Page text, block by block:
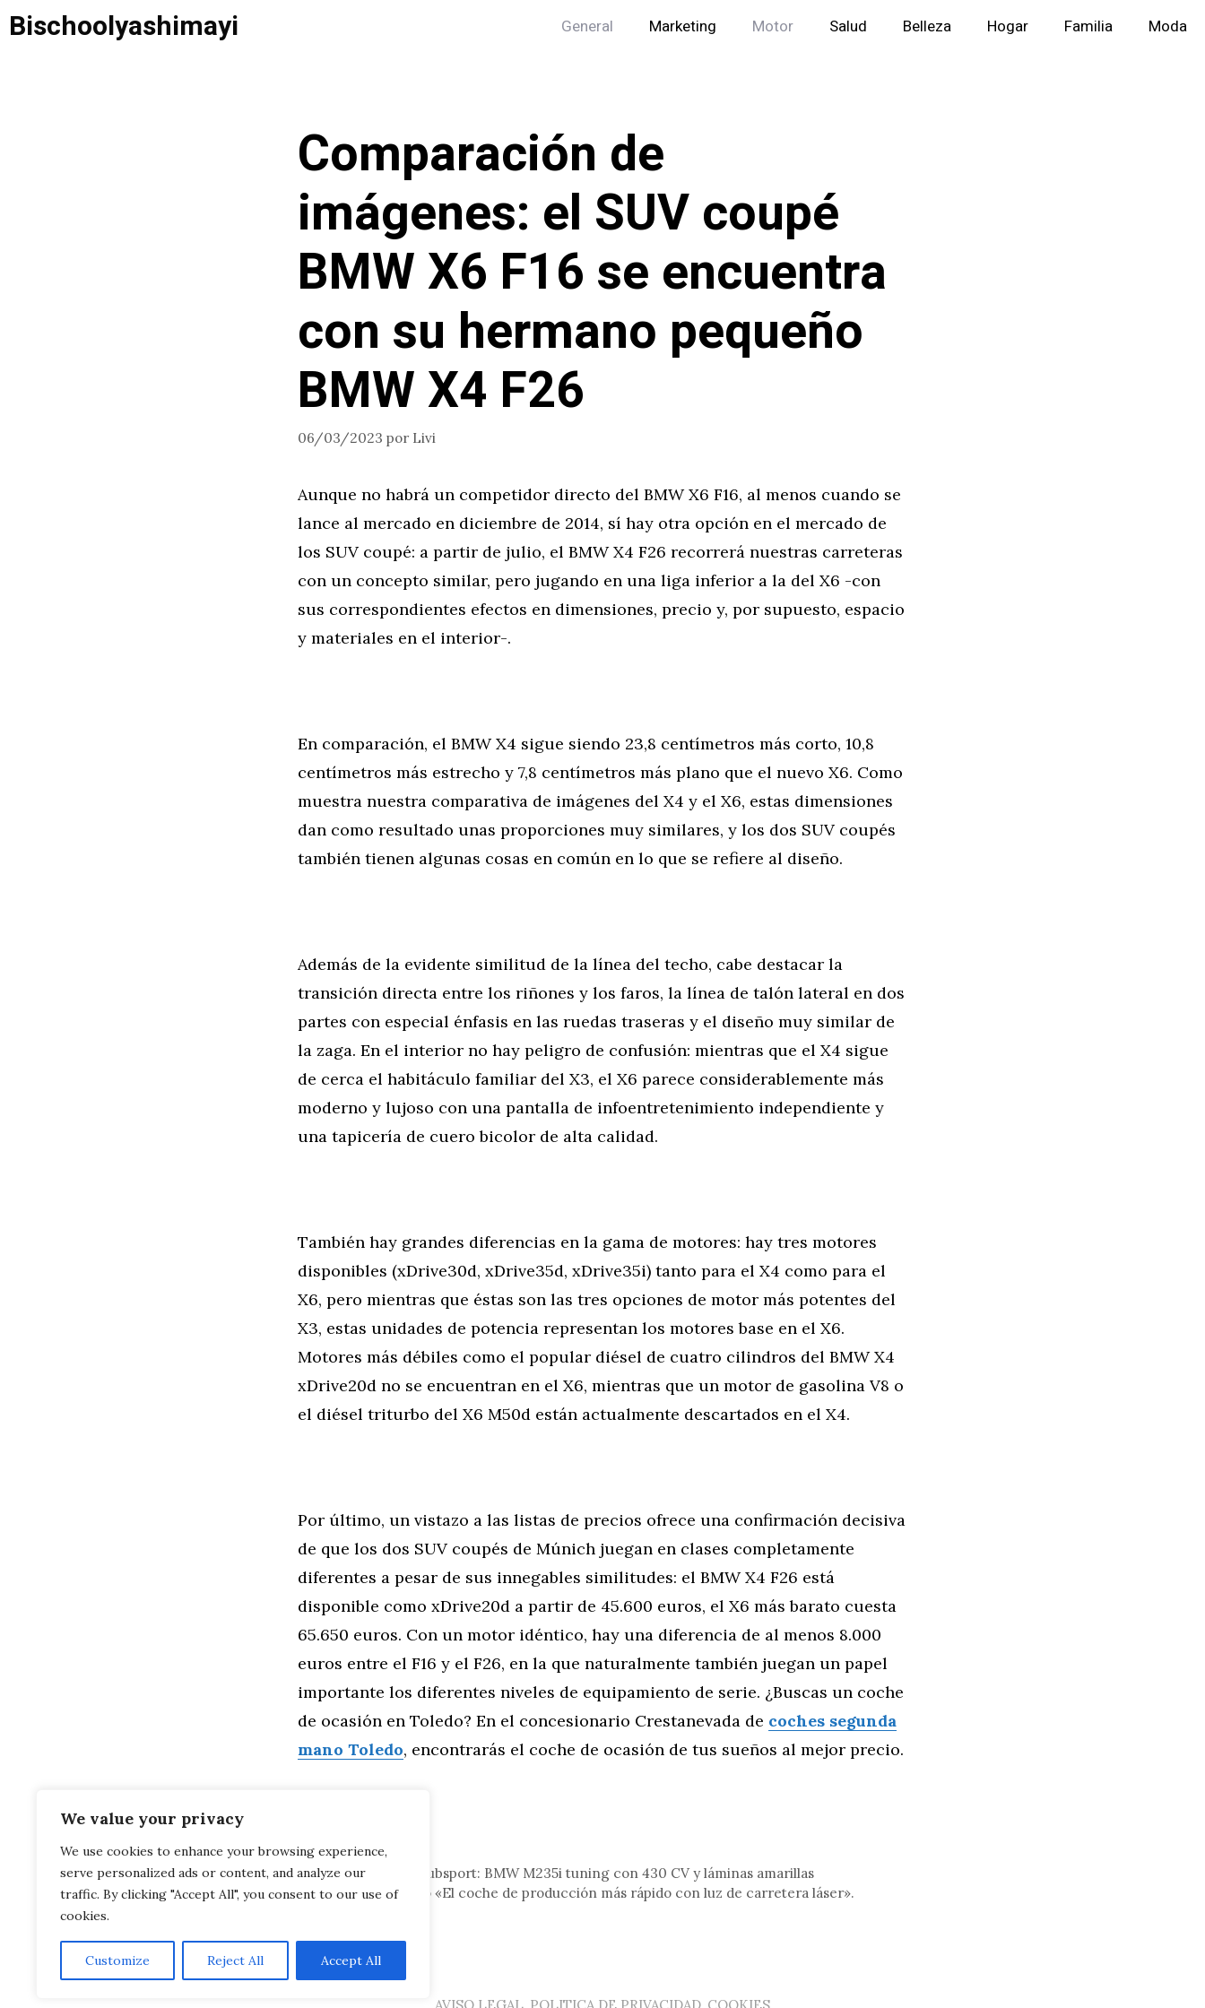
We value your privacy
We use cookies to enhance your browsing experience,
serve personalized ads or content, and analyze our
traffic. By clicking "Accept All", you consent to our use of
cookies.
Customize Reject All Accept All
Saltar
alBischoolyashimayi General Marketing Motor Salud Belleza Hogar Familia Moda
Comparación de
imágenes: el SUV coupé
BMW X6 F16 se encuentra
con su hermano pequeño
BMW X4 F26
06/03/2023 por Livi
Aunque no habrá un competidor directo del BMW X6 F16, al menos cuando se
lance al mercado en diciembre de 2014, sí hay otra opción en el mercado de
los SUV coupé: a partir de julio, el BMW X4 F26 recorrerá nuestras carreteras
con un concepto similar, pero jugando en una liga inferior a la del X6 -con
sus correspondientes efectos en dimensiones, precio y, por supuesto, espacio
y materiales en el interior-.
En comparación, el BMW X4 sigue siendo 23,8 centímetros más corto, 10,8
centímetros más estrecho y 7,8 centímetros más plano que el nuevo X6. Como
muestra nuestra comparativa de imágenes del X4 y el X6, estas dimensiones
dan como resultado unas proporciones muy similares, y los dos SUV coupés
también tienen algunas cosas en común en lo que se refiere al diseño.
Además de la evidente similitud de la línea del techo, cabe destacar la
transición directa entre los riñones y los faros, la línea de talón lateral en dos
partes con especial énfasis en las ruedas traseras y el diseño muy similar de
la zaga. En el interior no hay peligro de confusión: mientras que el X4 sigue
de cerca el habitáculo familiar del X3, el X6 parece considerablemente más
moderno y lujoso con una pantalla de infoentretenimiento independiente y
una tapicería de cuero bicolor de alta calidad.
También hay grandes diferencias en la gama de motores: hay tres motores
disponibles (xDrive30d, xDrive35d, xDrive35i) tanto para el X4 como para el
X6, pero mientras que éstas son las tres opciones de motor más potentes del
X3, estas unidades de potencia representan los motores base en el X6.
Motores más débiles como el popular diésel de cuatro cilindros del BMW X4
xDrive20d no se encuentran en el X6, mientras que un motor de gasolina V8 o
el diésel triturbo del X6 M50d están actualmente descartados en el X4.
Por último, un vistazo a las listas de precios ofrece una confirmación decisiva
de que los dos SUV coupés de Múnich juegan en clases completamente
diferentes a pesar de sus innegables similitudes: el BMW X4 F26 está
disponible como xDrive20d a partir de 45.600 euros, el X6 más barato cuesta
65.650 euros. Con un motor idéntico, hay una diferencia de al menos 8.000
euros entre el F16 y el F26, en la que naturalmente también juegan un papel
importante los diferentes niveles de equipamiento de serie. ¿Buscas un coche
de ocasión en Toledo? En el concesionario Crestanevada de coches segunda
mano Toledo, encontrarás el coche de ocasión de tus sueños al mejor precio.
Categorías
General,Motor
Manhart MH2 Clubsport: BMW M235i tuning con 430 CV y láminas amarillas
Audi R8 LMX sólo «El coche de producción más rápido con luz de carretera láser».